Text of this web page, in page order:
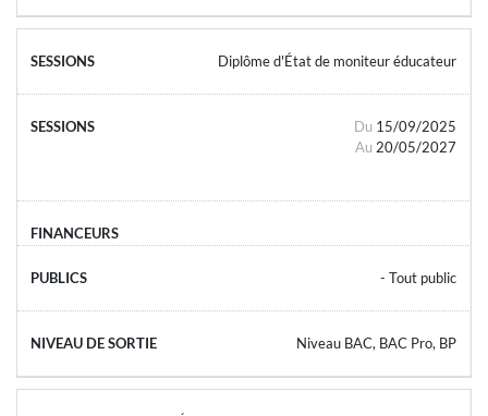
Diplôme d'État de moniteur éducateur
Du 15/09/2025
Au 20/05/2027
- Tout public
Niveau BAC, BAC Pro, BP